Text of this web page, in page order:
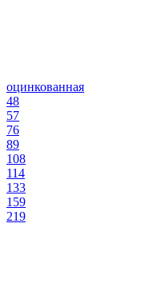
оцинкованная
48
57
76
89
108
114
133
159
219